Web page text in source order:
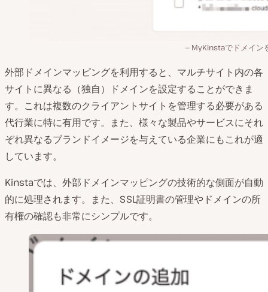
MyKinstaでドメイン
外部ドメインマッピングを利用すると、マルチサイト内の各
サイトに異なる（独自）ドメインを設定することができま
す。これは複数のクライアントサイトを管理する必要がある
代行業に特に有用です。また、様々な製品やサービスにそれ
ぞれ異なるブランドイメージを与えている企業にもこれが適
しています。
Kinstaでは、外部ドメインマッピングの技術的な側面が自動
的に処理されます。また、SSL証明書の管理やドメインの所
有権の確認も非常にシンプルです。